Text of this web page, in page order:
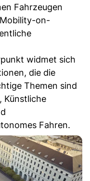
Fahrzeugen
on-
widmet sich
die die
Themen sind
Künstliche
Fahren.